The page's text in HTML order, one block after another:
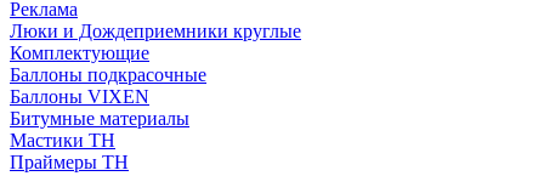
Рекламa
Люки и Дождеприемники круглые
Комплектующие
Баллоны подкрасочные
Баллоны VIXEN
Битумные материалы
Мастики ТН
Праймеры ТН